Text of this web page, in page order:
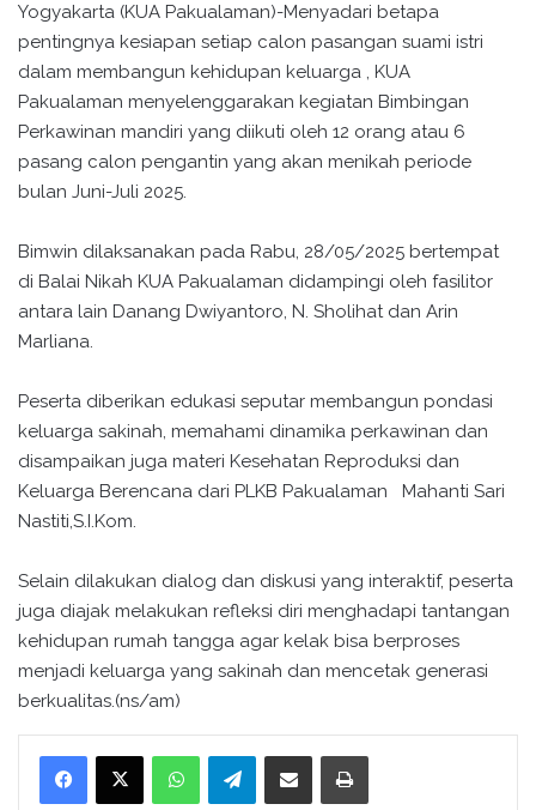
Yogyakarta (KUA Pakualaman)-Menyadari betapa
pentingnya kesiapan setiap calon pasangan suami istri
dalam membangun kehidupan keluarga , KUA
Pakualaman menyelenggarakan kegiatan Bimbingan
Perkawinan mandiri yang diikuti oleh 12 orang atau 6
pasang calon pengantin yang akan menikah periode
bulan Juni-Juli 2025.
Bimwin dilaksanakan pada Rabu, 28/05/2025 bertempat
di Balai Nikah KUA Pakualaman didampingi oleh fasilitor
antara lain Danang Dwiyantoro, N. Sholihat dan Arin
Marliana.
Peserta diberikan edukasi seputar membangun pondasi
keluarga sakinah, memahami dinamika perkawinan dan
disampaikan juga materi Kesehatan Reproduksi dan
Keluarga Berencana dari PLKB Pakualaman Mahanti Sari
Nastiti,S.I.Kom.
Selain dilakukan dialog dan diskusi yang interaktif, peserta
juga diajak melakukan refleksi diri menghadapi tantangan
kehidupan rumah tangga agar kelak bisa berproses
menjadi keluarga yang sakinah dan mencetak generasi
berkualitas.(ns/am)
WhatsApp Telegram